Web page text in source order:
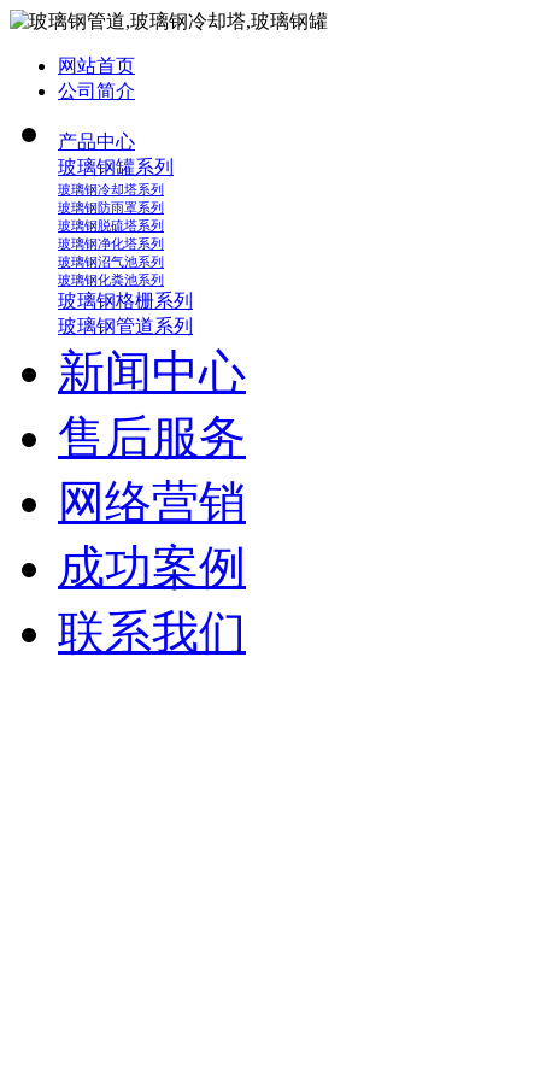
网站首页
公司简介
产品中心
玻璃钢罐系列
玻璃钢冷却塔系列
玻璃钢防雨罩系列
玻璃钢脱硫塔系列
玻璃钢净化塔系列
玻璃钢沼气池系列
玻璃钢化粪池系列
玻璃钢格栅系列
玻璃钢管道系列
新闻中心
售后服务
网络营销
成功案例
联系我们